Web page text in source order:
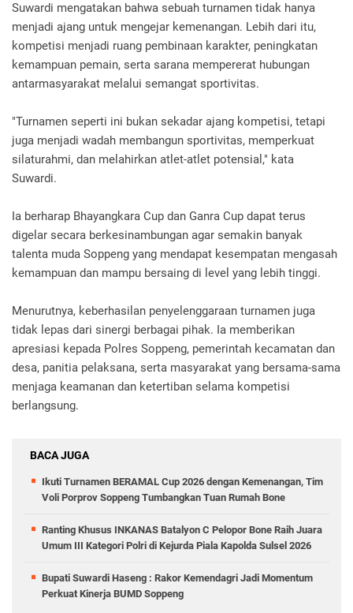
Suwardi mengatakan bahwa sebuah turnamen tidak hanya
menjadi ajang untuk mengejar kemenangan. Lebih dari itu,
kompetisi menjadi ruang pembinaan karakter, peningkatan
kemampuan pemain, serta sarana mempererat hubungan
antarmasyarakat melalui semangat sportivitas.
"Turnamen seperti ini bukan sekadar ajang kompetisi, tetapi
juga menjadi wadah membangun sportivitas, memperkuat
silaturahmi, dan melahirkan atlet-atlet potensial," kata
Suwardi.
Ia berharap Bhayangkara Cup dan Ganra Cup dapat terus
digelar secara berkesinambungan agar semakin banyak
talenta muda Soppeng yang mendapat kesempatan mengasah
kemampuan dan mampu bersaing di level yang lebih tinggi.
Menurutnya, keberhasilan penyelenggaraan turnamen juga
tidak lepas dari sinergi berbagai pihak. Ia memberikan
apresiasi kepada Polres Soppeng, pemerintah kecamatan dan
desa, panitia pelaksana, serta masyarakat yang bersama-sama
menjaga keamanan dan ketertiban selama kompetisi
berlangsung.
BACA JUGA
Ikuti Turnamen BERAMAL Cup 2026 dengan Kemenangan, Tim
Voli Porprov Soppeng Tumbangkan Tuan Rumah Bone
Ranting Khusus INKANAS Batalyon C Pelopor Bone Raih Juara
Umum III Kategori Polri di Kejurda Piala Kapolda Sulsel 2026
Bupati Suwardi Haseng : Rakor Kemendagri Jadi Momentum
Perkuat Kinerja BUMD Soppeng